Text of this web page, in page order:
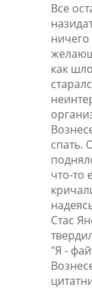
Все
как
спать.
что-то
Стас
"Я -